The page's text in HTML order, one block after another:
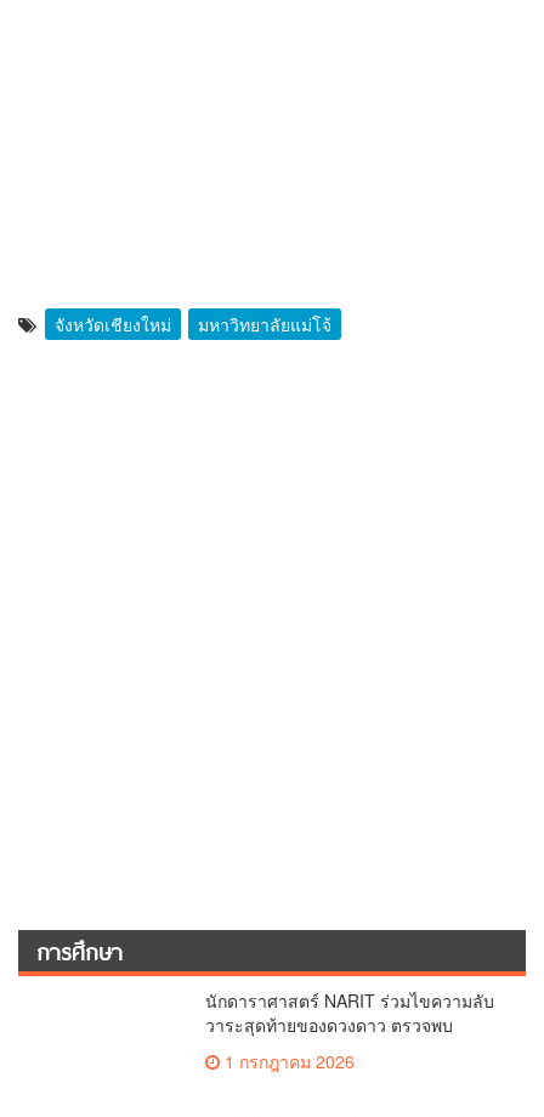
จังหวัดเชียงใหม่ มหาวิทยาลัยแม่โจ้
การศึกษา
นักดาราศาสตร์ NARIT ร่วมไขความลับ
วาระสุดท้ายของดวงดาว ตรวจพบ
สัญญาณซิลิกอนมอนอกไซด์ (SiO)
“พลังงานสูงที่สุดเท่าที่เคยพบ” ในดาวฤกษ์
1 กรกฎาคม 2026